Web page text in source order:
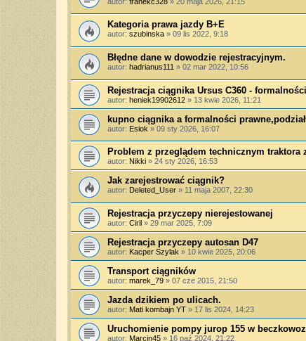
Kategoria prawa jazdy B+E
autor: szubinska » 09 lis 2022, 9:18
Błędne dane w dowodzie rejestracyjnym.
autor: hadrianus111 » 02 mar 2022, 10:56
Rejestracja ciągnika Ursus C360 -
autor: heniek19902612 » 13 kwie 2026, 11:21
kupno ciągnika a formalności prawne,podział
autor: Esiok » 09 sty 2026, 16:07
Problem z przeglądem technicznym traktora
autor: Nikki » 24 sty 2026, 16:53
Jak zarejestrować ciągnik?
autor: Deleted_User » 11 maja 2007, 22:30
Rejestracja przyczepy nierejestowanej
autor: Ciril » 29 mar 2025, 7:09
Rejestracja przyczepy autosan D47
autor: Kacper Szylak » 10 kwie 2025, 20:06
Transport ciągników
autor: marek_79 » 07 cze 2015, 21:50
Jazda dzikiem po ulicach.
autor: Mati kombajn YT » 17 lis 2024, 14:23
Uruchomienie pompy jurop 155 w
autor: Marcin45 » 16 paź 2024, 21:22